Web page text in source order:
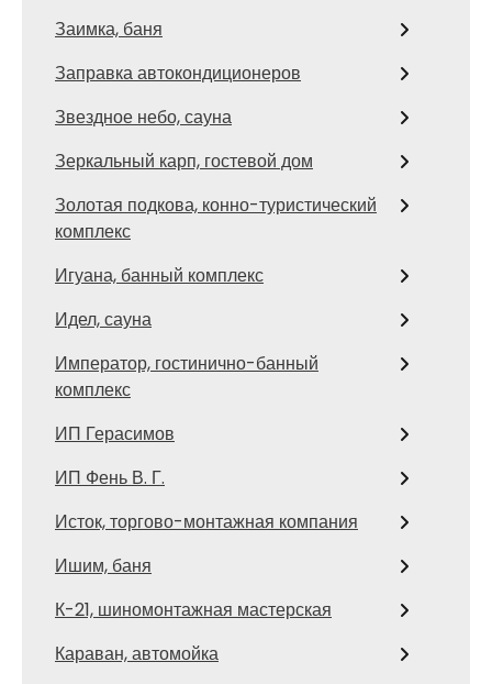
Заимка, баня
Заправка автокондиционеров
Звездное небо, сауна
Зеркальный карп, гостевой дом
Золотая подкова, конно-туристический
комплекс
Игуана, банный комплекс
Идел, сауна
Император, гостинично-банный
комплекс
ИП Герасимов
ИП Фень В. Г.
Исток, торгово-монтажная компания
Ишим, баня
К-21, шиномонтажная мастерская
Караван, автомойка